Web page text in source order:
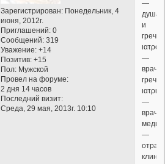
Зарегистрирован: Понедельник, 4
июня, 2012г.
Приглашений: 0
Сообщений: 319
Уважение: +14
Позитив: +15
Пол: Мужской
Провел на форуме:
2 дня 14 часов
Последний визит:
Среда, 29 мая, 2013г. 10:10
—
душа
и
греч.
ιατρός
—
врач;
греч.
—
—